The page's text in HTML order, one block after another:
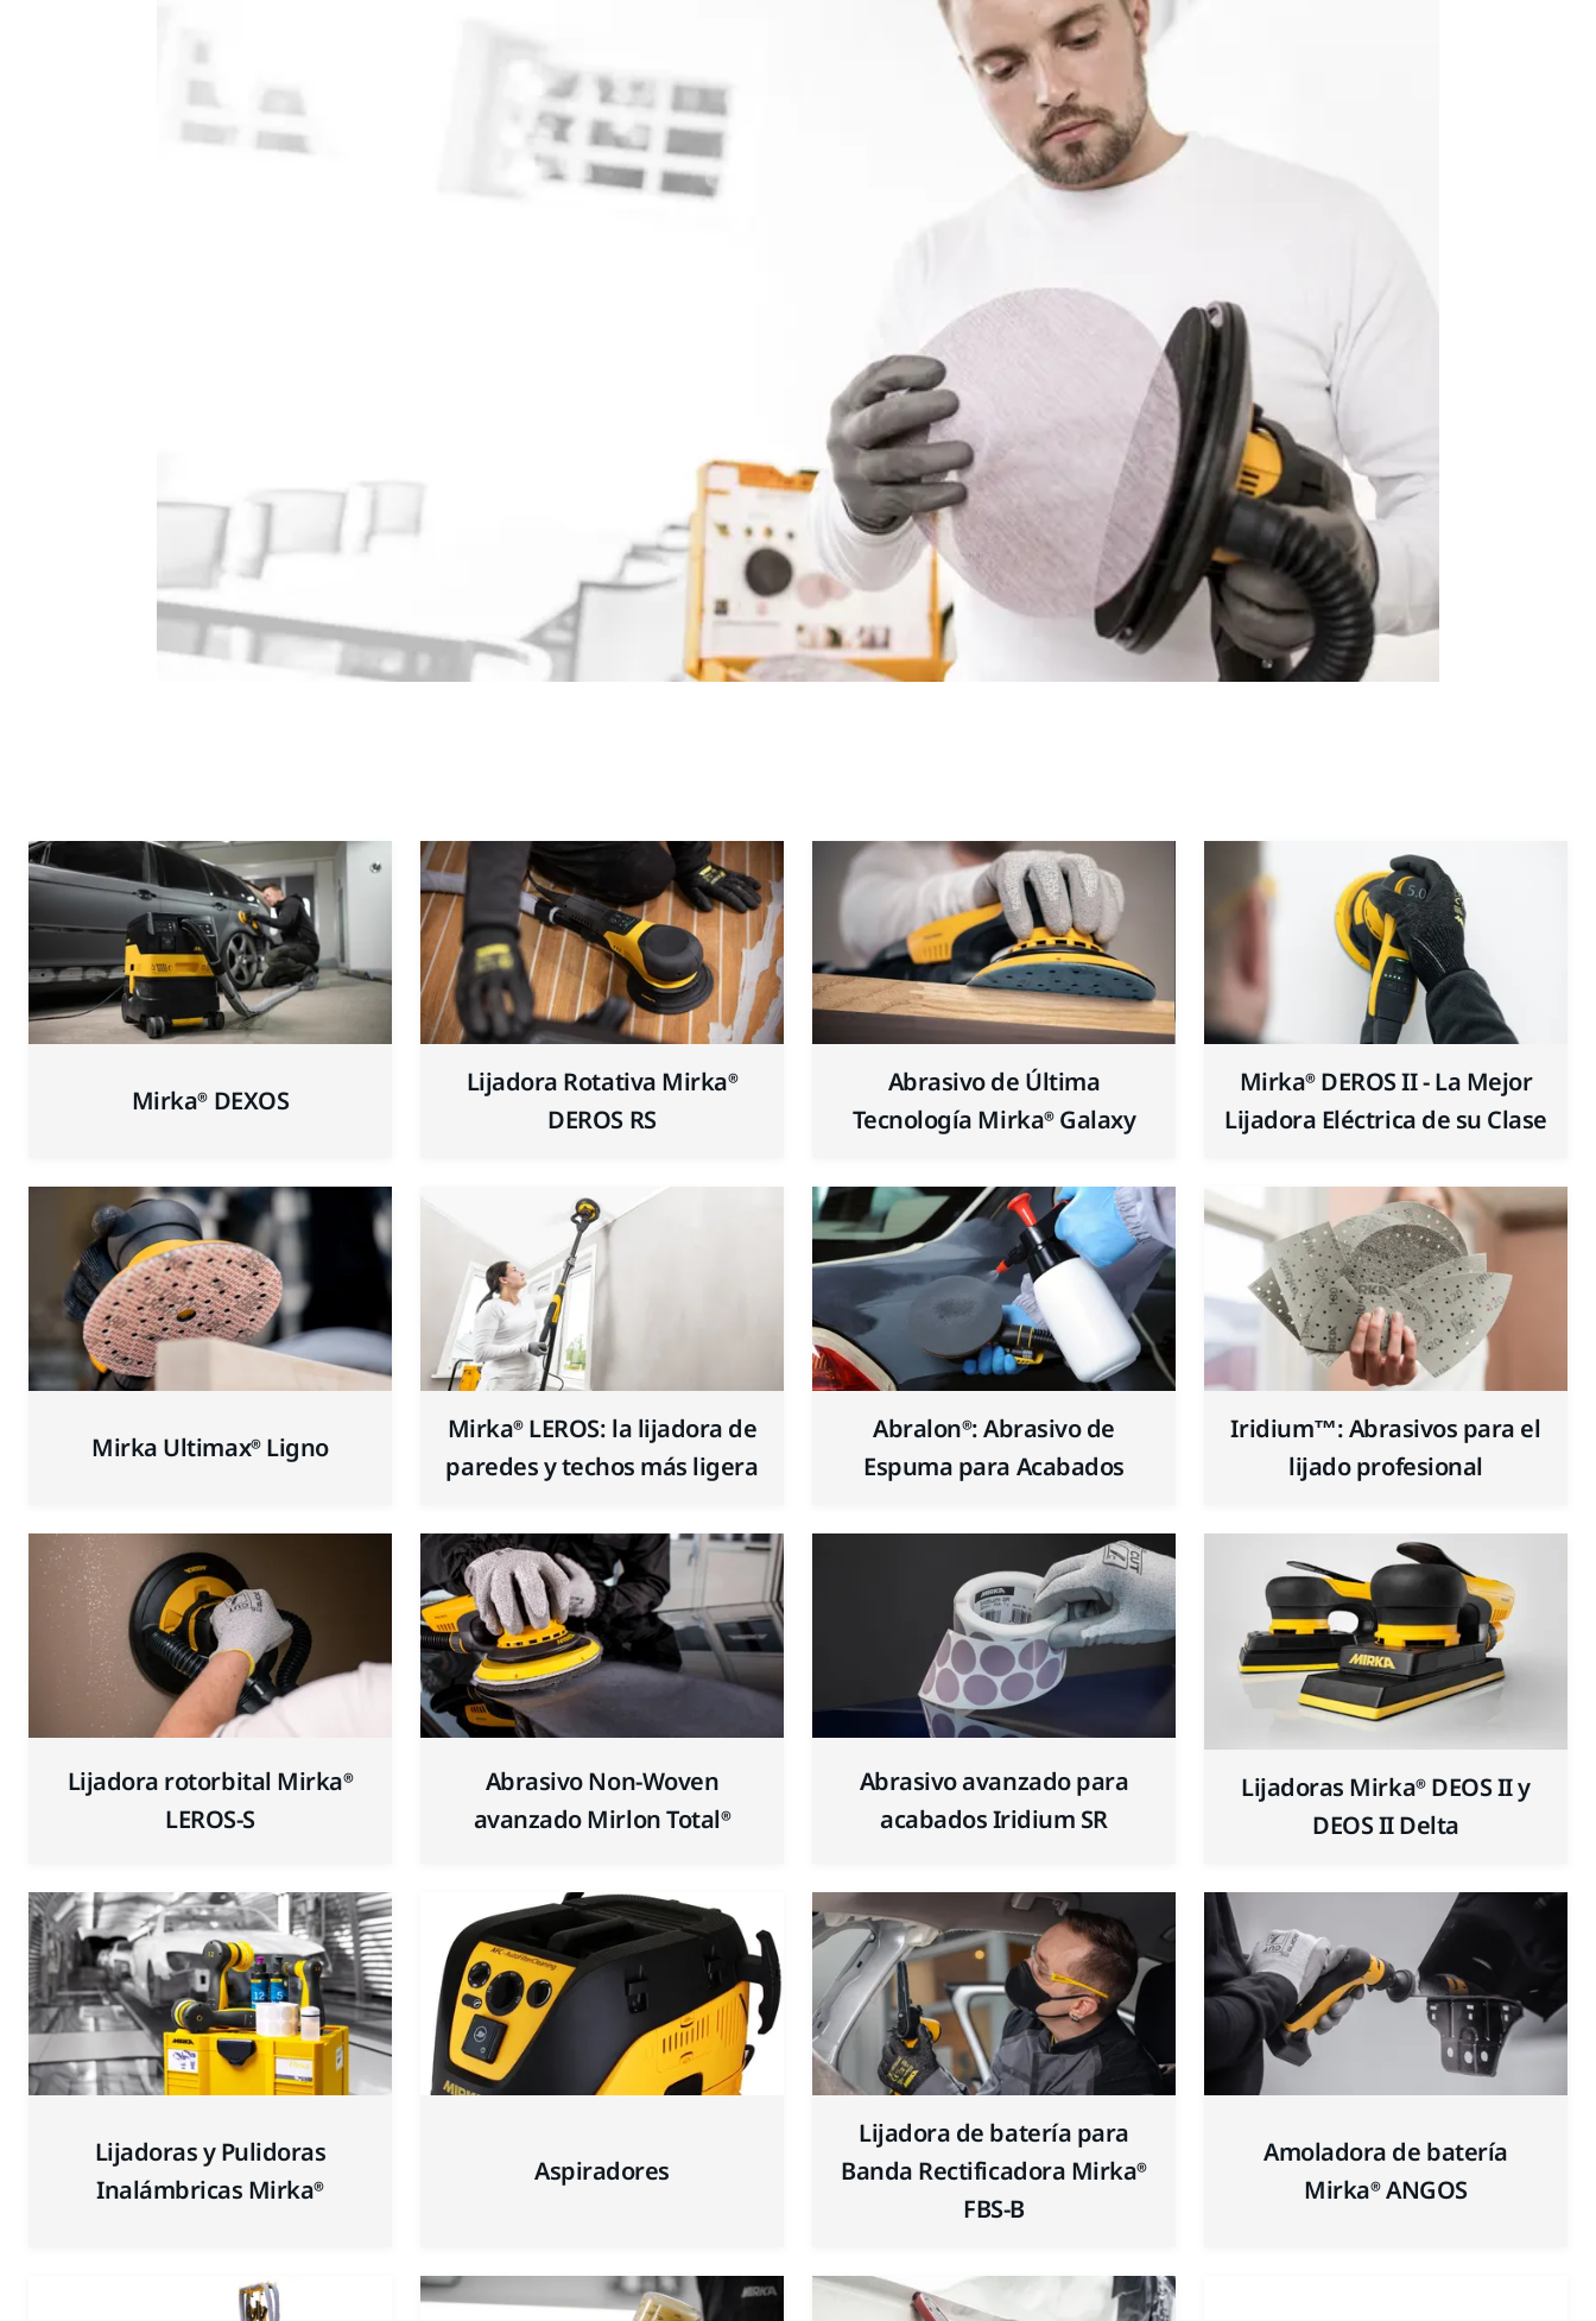
Mirka® DEXOS
Lijadora Rotativa Mirka®
DEROS RS
Abrasivo de Última
Tecnología Mirka® Galaxy
Mirka® DEROS II - La Mejor
Lijadora Eléctrica de su Clase
Mirka Ultimax® Ligno
Mirka® LEROS: la lijadora de
paredes y techos más ligera
Abralon®: Abrasivo de
Espuma para Acabados
Iridium™: Abrasivos para el
lijado profesional
Lijadora rotorbital Mirka®
LEROS-S
Abrasivo Non-Woven
avanzado Mirlon Total®
Abrasivo avanzado para
acabados Iridium SR
Lijadoras Mirka® DEOS II y
DEOS II Delta
Lijadoras y Pulidoras
Inalámbricas Mirka®
Aspiradores
Lijadora de batería para
Banda Rectificadora Mirka®
FBS-B
Amoladora de batería
Mirka® ANGOS